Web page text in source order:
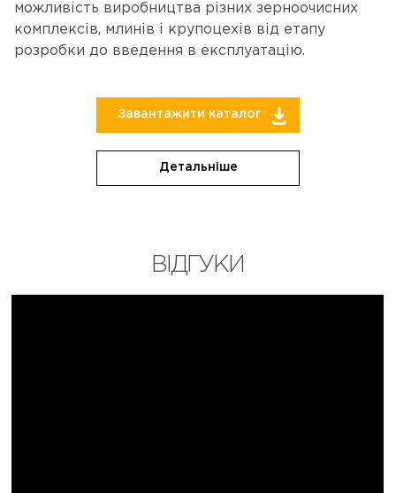
можливість виробництва різних зерноочисних
комплексів, млинів і крупоцехів від етапу
розробки до введення в експлуатацію.
Завантажити каталог
Детальніше
ВІДГУКИ